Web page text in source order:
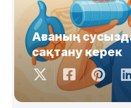
Ағзаның
сақтану керек